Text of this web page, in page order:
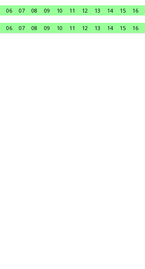
06 07 08 09 10 11 12 13 14 15 16
06 07 08 09 10 11 12 13 14 15 16